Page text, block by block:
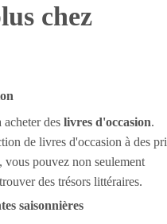
chez
acheter des livres d'occasion.
de livres d'occasion à des
vous pouvez non seulement
des trésors littéraires.
saisonnières